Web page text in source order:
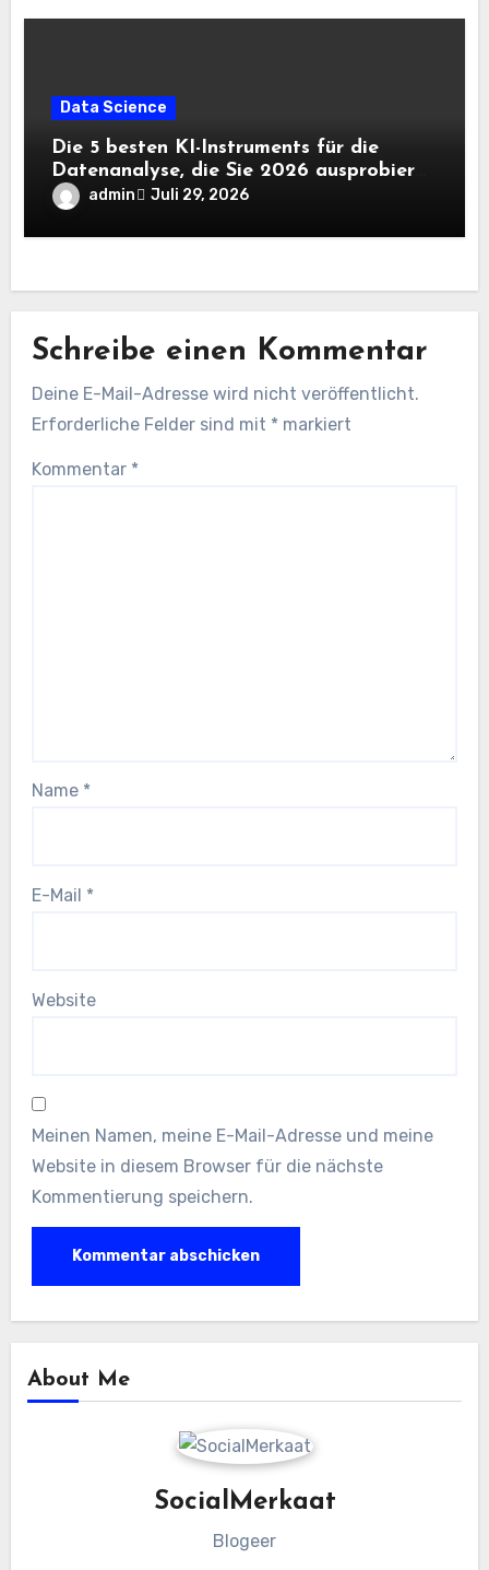
Data Science
Die 5 besten KI-Instruments für die
Datenanalyse, die Sie 2026 ausprobieren
solltenadmin Juli 29, 2026
Schreibe einen Kommentar
Deine E-Mail-Adresse wird nicht veröffentlicht.
Erforderliche Felder sind mit * markiert
Kommentar *
Name *
E-Mail *
Website
Meinen Namen, meine E-Mail-Adresse und meine
Website in diesem Browser für die nächste
Kommentierung speichern.
About Me
SocialMerkaat
Blogeer